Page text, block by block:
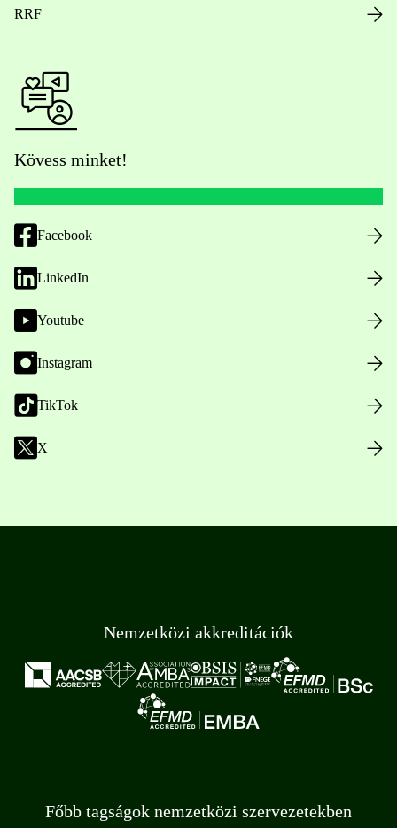
RRF
Kövess minket!
Facebook
LinkedIn
Youtube
Instagram
TikTok
X
Nemzetközi akkreditációk
Főbb tagságok nemzetközi szervezetekben